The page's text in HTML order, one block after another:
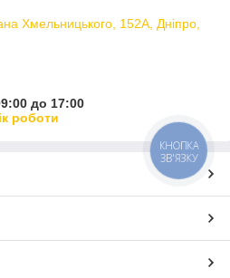
Хмельницького, 152А, Дніпро,
до 17:00
роботи
КНОПКА
ЗВ'ЯЗКУ